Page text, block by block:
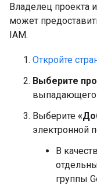
Владелец проекта
может
IAM.
Откройте
Выберите
выпадающего
Выберите
электронной
В
группы